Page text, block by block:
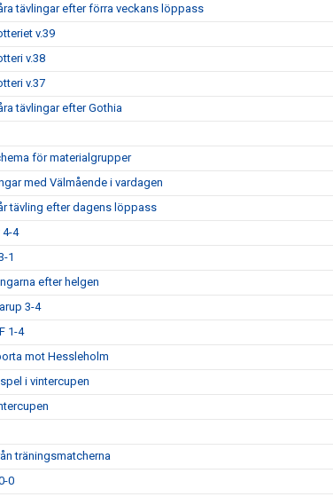
tävlingar efter förra veckans löppass
v.39
v.38
v.37
tävlingar efter Gothia
för materialgrupper
med Välmående i vardagen
tävling efter dagens löppass
4-4
1
efter helgen
3-4
1-4
mot Hessleholm
i vintercupen
träningsmatcherna
0